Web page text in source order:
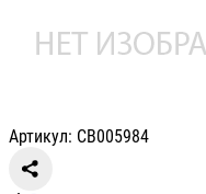
Артикул: СВ005984